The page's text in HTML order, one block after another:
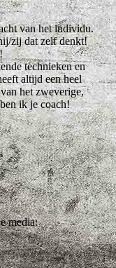
van het individu.
zij dat zelf denkt!
technieken en
altijd een heel
het zweverige,
ik je coach!
media: